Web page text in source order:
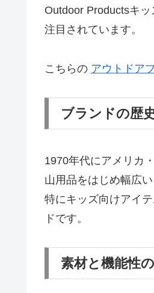
Outdoor Productsキ
注目されています。
こちらの アウトドア
ブランドの歴
1970年代にアメリカ
山用品をはじめ幅広
特にキッズ向けアイ
ドです。
素材と機能性